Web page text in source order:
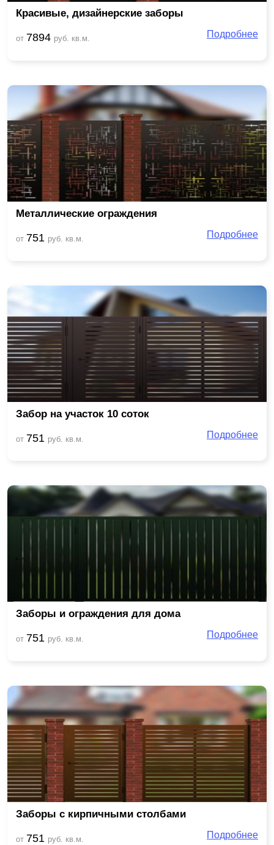
Красивые, дизайнерские заборы
от 7894 руб. кв.м. Подробнее
Металлические ограждения
от 751 руб. кв.м. Подробнее
Забор на участок 10 соток
от 751 руб. кв.м. Подробнее
Заборы и ограждения для дома
от 751 руб. кв.м. Подробнее
Заборы с кирпичными столбами
от 751 руб. кв.м. Подробнее